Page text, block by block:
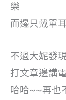
樂
而邊只戴單
不過大妮發
打文章邊講
哈哈~~再也